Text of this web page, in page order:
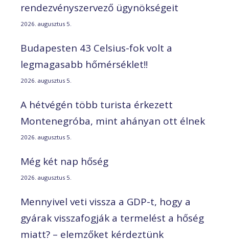
rendezvényszervező ügynökségeit
2026. augusztus 5.
Budapesten 43 Celsius-fok volt a
legmagasabb hőmérséklet!!
2026. augusztus 5.
A hétvégén több turista érkezett
Montenegróba, mint ahányan ott élnek
2026. augusztus 5.
Még két nap hőség
2026. augusztus 5.
Mennyivel veti vissza a GDP-t, hogy a
gyárak visszafogják a termelést a hőség
miatt? – elemzőket kérdeztünk